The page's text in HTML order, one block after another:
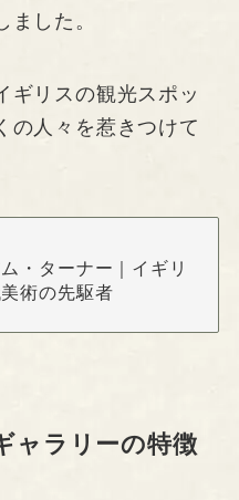
した。
ギリスの観光スポッ
の人々を惹きつけて
・ターナー｜イギリ
術の先駆者
ャラリーの特徴